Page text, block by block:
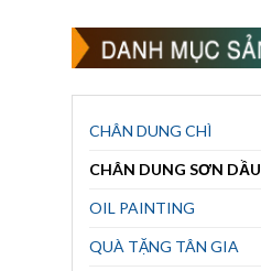
CHÂN DUNG CHÌ
CHÂN DUNG SƠN DẦU
OIL PAINTING
QUÀ TẶNG TÂN GIA